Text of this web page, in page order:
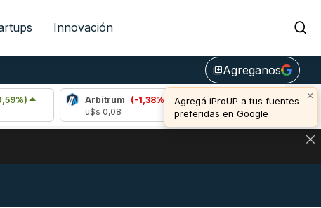
Innovación
library_addAgreganos
×
Agregá iProUP a tus fuentes
preferidas en Google
Arbitrum (-1,38%)
Bitcoin (0,93%)
u$s 64.867,00
DE BITCOIN Y ESTA SEÑAL DEFINE LOS PRECIOS DE